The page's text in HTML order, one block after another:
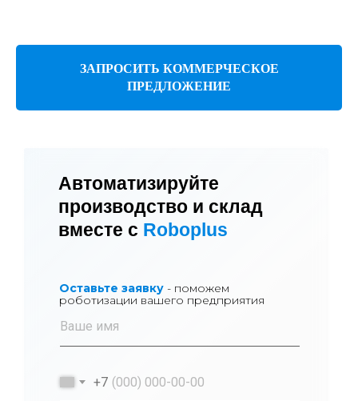
ЗАПРОСИТЬ КОММЕРЧЕСКОЕ
ПРЕДЛОЖЕНИЕ
Автоматизируйте
производство и склад
вместе с Roboplus
+7
Оставьте заявку - поможем
роботизации вашего предприятия